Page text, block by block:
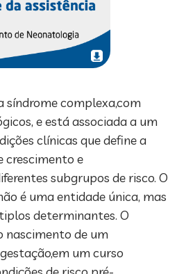
síndrome complexa,com
e está associada a um
clínicas que define a
crescimento e
subgrupos de risco. O
é uma entidade única, mas
determinantes. O
nascimento de um
um curso